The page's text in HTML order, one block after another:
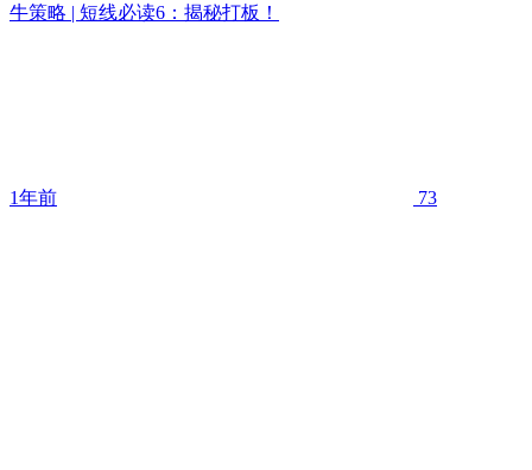
牛策略 | 短线必读6：揭秘打板！
1年前 73